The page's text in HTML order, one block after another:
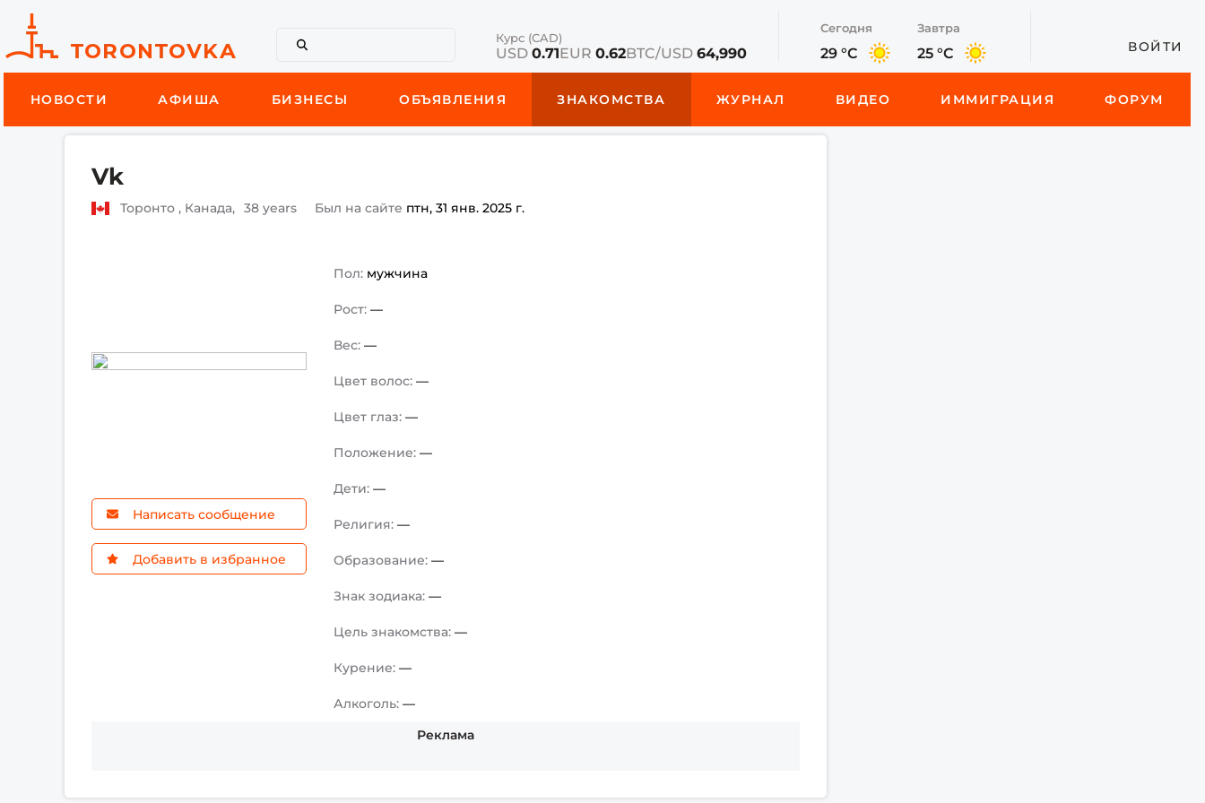
Курс (CAD)
USD0.71EUR0.62BTC/USD64,990
Сегодня
29 °C
Завтра
25 °C ВОЙТИ
НОВОСТИ АФИША БИЗНЕСЫ ОБЪЯВЛЕНИЯ ЗНАКОМСТВА ЖУРНАЛ ВИДЕО ИММИГРАЦИЯ ФОРУМ
Vk
Торонто , Канада, 38 years Был на сайте птн, 31 янв. 2025 г.
Написать сообщение
Добавить в избранное
Пол: мужчина
Рост:—
Вес:—
Цвет волос:—
Цвет глаз:—
Положение:—
Дети:—
Религия:—
Образование:—
Знак зодиака:—
Цель знакомства:—
Курение:—
Алкоголь:—
Реклама